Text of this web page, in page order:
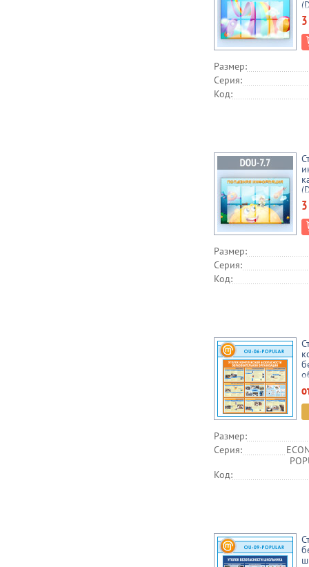
Размер:
Серия:
Код:
Размер:
Серия:
Код:
Размер:
Серия:
Код: